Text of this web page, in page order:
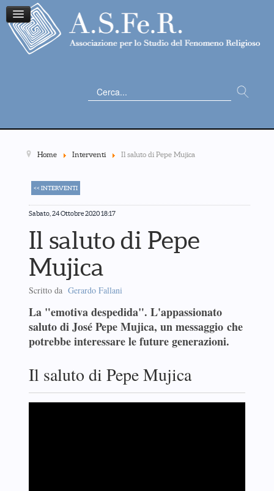
Cerca...
Home Interventi Il saluto di Pepe Mujica
<< INTERVENTI
Sabato, 24 Ottobre 2020 18:17
Il saluto di Pepe
Mujica
Scritto da Gerardo Fallani
La "emotiva despedida". L'appassionato
saluto di José Pepe Mujica, un messaggio che
potrebbe interessare le future generazioni.
Il saluto di Pepe Mujica